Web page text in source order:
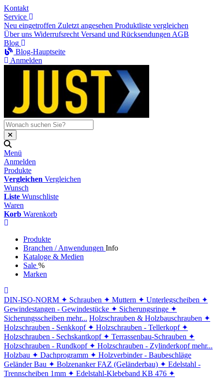
Kontakt
Service
Neu eingetroffen Zuletzt angesehen Produktliste vergleichen
Über uns Widerrufsrecht Versand und Rücksendungen AGB
Blog
Blog-Hauptseite
Anmelden
Menü
Anmelden
Produkte
Vergleichen Vergleichen
Wunsch
Liste Wunschliste
Waren
Korb Warenkorb
Produkte
Branchen / Anwendungen Info
Kataloge & Medien
Sale %
Marken
DIN-ISO-NORM ✦ Schrauben ✦ Muttern ✦ Unterlegscheiben ✦
Gewindestangen - Gewindestücke ✦ Sicherungsringe ✦
Sicherungsscheiben mehr... Holzschrauben & Holzbauschrauben ✦
Holzschrauben - Senkkopf ✦ Holzschrauben - Tellerkopf ✦
Holzschrauben - Sechskantkopf ✦ Terrassenbau-Schrauben ✦
Holzschrauben - Rundkopf ✦ Holzschrauben - Zylinderkopf mehr...
Holzbau ✦ Dachprogramm ✦ Holzverbinder - Baubeschläge
Geländer Bau ✦ Bolzenanker FAZ (Geländerbau) ✦ Edelstahl -
Trennscheiben 1mm ✦ Edelstahl-Klebeband KB 476 ✦